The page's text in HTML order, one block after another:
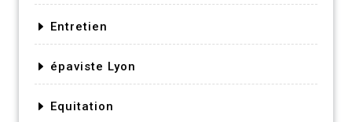
Entretien
épaviste Lyon
Equitation